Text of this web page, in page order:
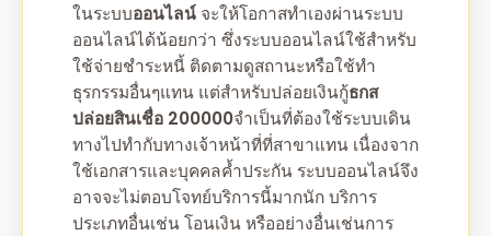
ในระบบออนไลน์ จะให้โอกาสทำเองผ่านระบบ
ออนไลน์ได้น้อยกว่า ซึ่งระบบออนไลน์ใช้สำหรับ
ใช้จ่ายชำระหนี้ ติดตามดูสถานะหรือใช้ทำ
ธุรกรรมอื่นๆแทน แต่สำหรับปล่อยเงินกู้ธกส
ปล่อยสินเชื่อ 200000จำเป็นที่ต้องใช้ระบบเดิน
ทางไปทำกับทางเจ้าหน้าที่ที่สาขาแทน เนื่องจาก
ใช้เอกสารและบุคคลค้ำประกัน ระบบออนไลน์จึง
อาจจะไม่ตอบโจทย์บริการนี้มากนัก บริการ
ประเภทอื่นเช่น โอนเงิน หรืออย่างอื่นเช่นการ